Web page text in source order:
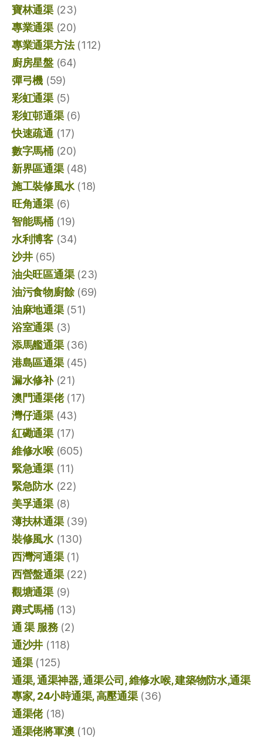
寶林通渠(23)
專業通渠(20)
專業通渠方法(112)
廚房星盤(64)
彈弓機 (59)
彩虹通渠(5)
彩虹邨通渠(6)
快速疏通 (17)
數字馬桶(20)
新界區通渠(48)
施工裝修風水(18)
旺角通渠(6)
智能馬桶(19)
水利博客(34)
沙井(65)
油尖旺區通渠(23)
油污食物廚餘(69)
油麻地通渠(51)
浴室通渠(3)
添馬艦通渠(36)
港島區通渠(45)
漏水修补(21)
澳門通渠佬(17)
灣仔通渠(43)
紅磡通渠(17)
維修水喉(605)
緊急通渠(11)
緊急防水(22)
美孚通渠(8)
薄扶林通渠(39)
裝修風水(130)
西灣河通渠(1)
西營盤通渠(22)
觀塘通渠(9)
蹲式馬桶(13)
通 渠 服務(2)
通沙井 (118)
通渠(125)
通渠, 通渠神器, 通渠公司, 維修水喉, 建築物防水,通渠
專家, 24小時通渠, 高壓通渠(36)
通渠佬(18)
通渠佬將軍澳(10)